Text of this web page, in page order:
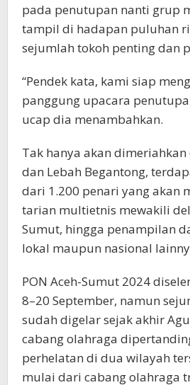
pada penutupan nanti grup
tampil di hadapan puluhan
sejumlah tokoh penting dan
“Pendek kata, kami siap
panggung upacara
ucap dia menambahkan.
Tak hanya akan
dan Lebah Begantong,
dari 1.200 penari yang akan
tarian multietnis mewakili
Sumut, hingga penampilan
lokal maupun nasional
PON Aceh-Sumut 2024
8–20 September, namun
sudah digelar sejak akhir
cabang olahraga
perhelatan di dua wilayah
mulai dari cabang olahraga